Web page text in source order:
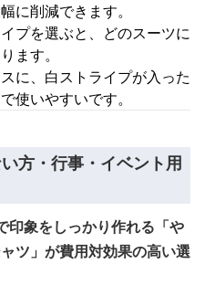
に削減できます。
プを選ぶと、どのスーツに
ます。
に、白ストライプが入った
使いやすいです。
方・行事・イベント用
印象をしっかり作れる「や
ツ」が費用対効果の高い選